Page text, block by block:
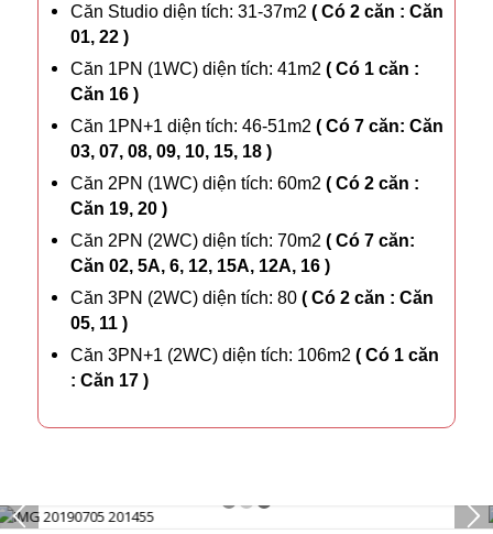
Căn Studio diện tích: 31-37m2 ( Có 2 căn : Căn
01, 22 )
Căn 1PN (1WC) diện tích: 41m2 ( Có 1 căn :
Căn 16 )
Căn 1PN+1 diện tích: 46-51m2 ( Có 7 căn: Căn
03, 07, 08, 09, 10, 15, 18 )
Căn 2PN (1WC) diện tích: 60m2 ( Có 2 căn :
Căn 19, 20 )
Căn 2PN (2WC) diện tích: 70m2 ( Có 7 căn:
Căn 02, 5A, 6, 12, 15A, 12A, 16 )
Căn 3PN (2WC) diện tích: 80 ( Có 2 căn : Căn
05, 11 )
Căn 3PN+1 (2WC) diện tích: 106m2 ( Có 1 căn
: Căn 17 )